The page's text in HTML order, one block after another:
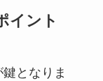
イント
となりま